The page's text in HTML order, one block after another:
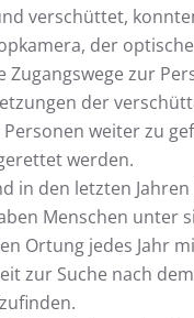
verschüttet,
der
Zugangswege zur
der
weiter zu
werden.
in den letzten
Menschen unter
Ortung jedes Jahr
zur Suche nach